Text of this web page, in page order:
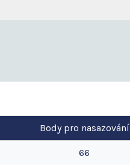
Body pro nasazování
66